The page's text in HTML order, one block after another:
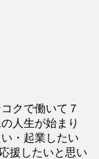
クで働いて７
人生が始まり
・起業したい
援したいと思い